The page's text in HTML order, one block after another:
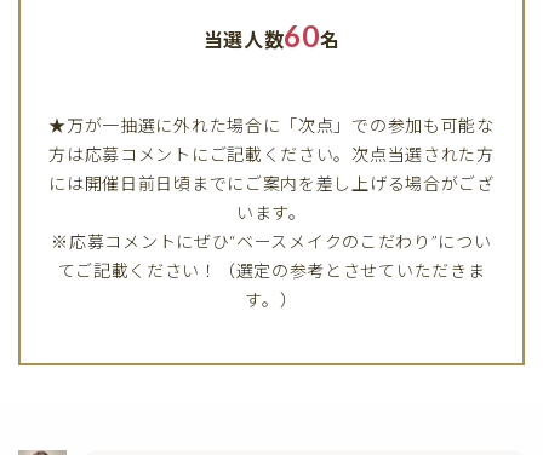
当選人数60名
★万が一抽選に外れた場合に「次点」での参加も可能な
方は応募コメントにご記載ください。次点当選された方
には開催日前日頃までにご案内を差し上げる場合がござ
います。
※応募コメントにぜひ“ベースメイクのこだわり”につい
てご記載ください！（選定の参考とさせていただきま
す。）